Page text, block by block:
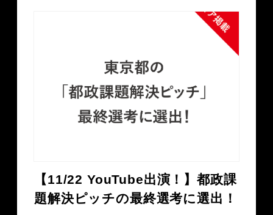
【11/22 YouTube出演！】都政課
題解決ピッチの最終選考に選出！